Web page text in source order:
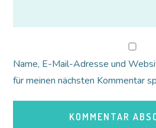
Name, E-Mail-Adresse und
für meinen nächsten Kommentar